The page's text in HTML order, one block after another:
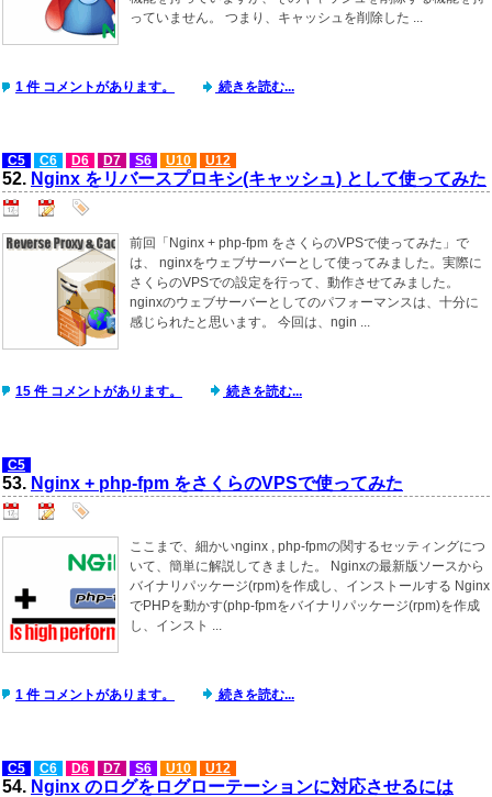
っていません。 つまり、キャッシュを削除した ...
1 件 コメントがあります。 続きを読む...
C5 C6 D6 D7 S6 U10 U12
52. Nginx をリバースプロキシ(キャッシュ) として使ってみた
前回「Nginx + php-fpm をさくらのVPSで使ってみた」で
は、 nginxをウェブサーバーとして使ってみました。実際に
さくらのVPSでの設定を行って、動作させてみました。
nginxのウェブサーバーとしてのパフォーマンスは、十分に
感じられたと思います。 今回は、ngin ...
15 件 コメントがあります。 続きを読む...
C5
53. Nginx + php-fpm をさくらのVPSで使ってみた
ここまで、細かいnginx , php-fpmの関するセッティングにつ
いて、簡単に解説してきました。 Nginxの最新版ソースから
バイナリパッケージ(rpm)を作成し、インストールする Nginx
でPHPを動かす(php-fpmをバイナリパッケージ(rpm)を作成
し、インスト ...
1 件 コメントがあります。 続きを読む...
C5 C6 D6 D7 S6 U10 U12
54. Nginx のログをログローテーションに対応させるには